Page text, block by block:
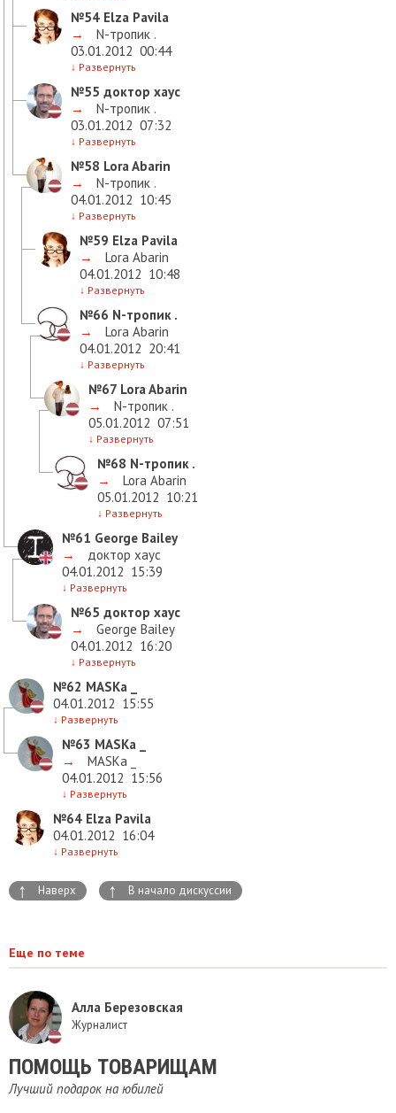
№54 Elza Pavila
→
N-тропик .
03.01.2012 00:44
↓ Развернуть
№55 доктор хаус
→
N-тропик .
03.01.2012 07:32
↓ Развернуть
№58 Lora Abarin
→
N-тропик .
04.01.2012 10:45
↓ Развернуть
№59 Elza Pavila
→
Lora Abarin
04.01.2012 10:48
↓ Развернуть
№66 N-тропик .
→
Lora Abarin
04.01.2012 20:41
↓ Развернуть
№67 Lora Abarin
→
N-тропик .
05.01.2012 07:51
↓ Развернуть
№68 N-тропик .
→
Lora Abarin
05.01.2012 10:21
↓ Развернуть
№61 George Bailey
→
доктор хаус
04.01.2012 15:39
↓ Развернуть
№65 доктор хаус
→
George Bailey
04.01.2012 16:20
↓ Развернуть
№62 MASKa _
04.01.2012 15:55
↓ Развернуть
№63 MASKa _
→
MASKa _
04.01.2012 15:56
↓ Развернуть
№64 Elza Pavila
04.01.2012 16:04
↓ Развернуть
↑ Наверх ↑ В начало дискуссии
Еще по теме
Алла Березовская
Журналист
ПОМОЩЬ ТОВАРИЩАМ
Лучший подарок на юбилей